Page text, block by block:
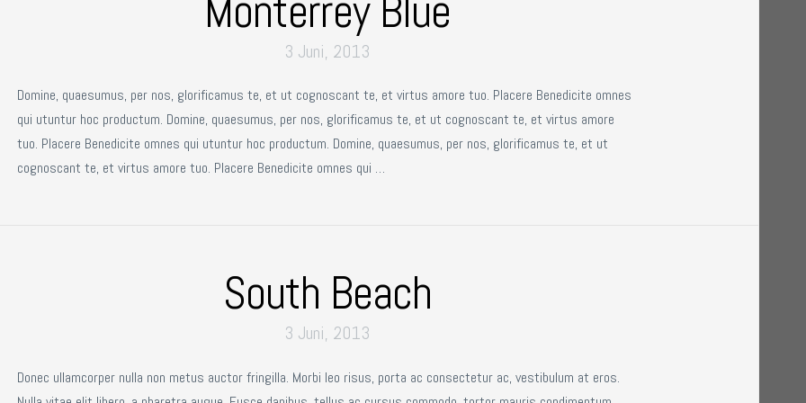
Monterrey Blue
3 Juni, 2013
Domine, quaesumus, per nos, glorificamus te, et ut cognoscant te, et virtus amore tuo. Placere Benedicite omnes
qui utuntur hoc productum. Domine, quaesumus, per nos, glorificamus te, et ut cognoscant te, et virtus amore
tuo. Placere Benedicite omnes qui utuntur hoc productum. Domine, quaesumus, per nos, glorificamus te, et ut
cognoscant te, et virtus amore tuo. Placere Benedicite omnes qui …
South Beach
3 Juni, 2013
Donec ullamcorper nulla non metus auctor fringilla. Morbi leo risus, porta ac consectetur ac, vestibulum at eros.